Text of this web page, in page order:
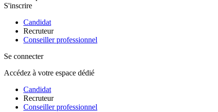
S'inscrire
Candidat
Recruteur
Conseiller professionnel
Se connecter
Accédez à votre espace dédié
Candidat
Recruteur
Conseiller professionnel